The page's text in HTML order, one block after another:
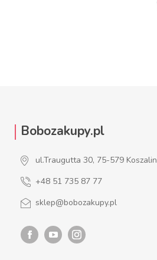
Bobozakupy.pl
ul.Traugutta 30, 75-579 Koszalin
+48 51 735 87 77
sklep@bobozakupy.pl